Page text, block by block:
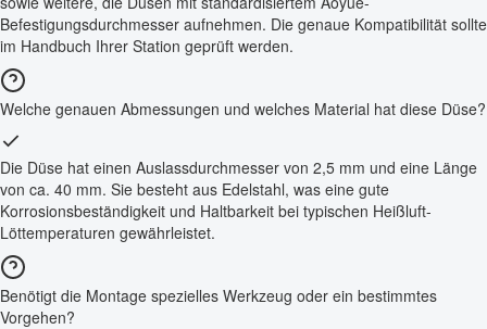
Befestigungsdurchmesser aufnehmen. Die genaue Kompatibilität sollte
im Handbuch Ihrer Station geprüft werden.
Welche genauen Abmessungen und welches Material hat diese Düse?
Die Düse hat einen Auslassdurchmesser von 2,5 mm und eine Länge
von ca. 40 mm. Sie besteht aus Edelstahl, was eine gute
Korrosionsbeständigkeit und Haltbarkeit bei typischen Heißluft-
Löttemperaturen gewährleistet.
Benötigt die Montage spezielles Werkzeug oder ein bestimmtes
Vorgehen?